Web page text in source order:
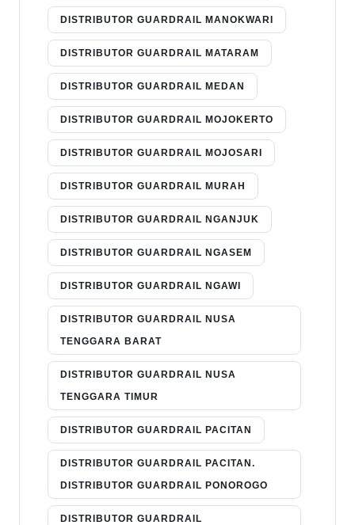
DISTRIBUTOR GUARDRAIL MANOKWARI
DISTRIBUTOR GUARDRAIL MATARAM
DISTRIBUTOR GUARDRAIL MEDAN
DISTRIBUTOR GUARDRAIL MOJOKERTO
DISTRIBUTOR GUARDRAIL MOJOSARI
DISTRIBUTOR GUARDRAIL MURAH
DISTRIBUTOR GUARDRAIL NGANJUK
DISTRIBUTOR GUARDRAIL NGASEM
DISTRIBUTOR GUARDRAIL NGAWI
DISTRIBUTOR GUARDRAIL NUSA
TENGGARA BARAT
DISTRIBUTOR GUARDRAIL NUSA
TENGGARA TIMUR
DISTRIBUTOR GUARDRAIL PACITAN
DISTRIBUTOR GUARDRAIL PACITAN.
DISTRIBUTOR GUARDRAIL PONOROGO
DISTRIBUTOR GUARDRAIL